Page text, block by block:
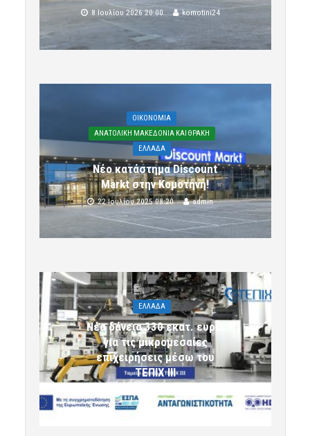
8 Ιουλίου 2026 20:00 komotini24
OIKONOMIA
ΑΝΑΤΟΛΙΚΗ ΜΑΚΕΔΟΝΙΑ ΚΑΙ ΘΡΑΚΗ
ΕΛΛΑΔΑ
Νέο κατάστημα Discount
Markt στην Κομοτηνή!
22 Ιουλίου 2025 08:20 admin
ΕΛΛΑΔΑ
Νέα δάνεια 330 εκατ. ευρώ
για τις μικρομεσαίες
επιχειρήσεις μέσω του
ΤΕΠΙΧ ΙΙΙ